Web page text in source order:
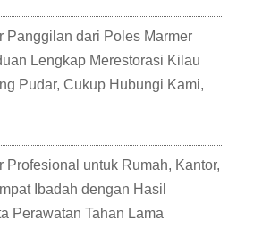
Panggilan dari Poles Marmer
Lengkap Merestorasi Kilau
Pudar, Cukup Hubungi Kami,
Profesional untuk Rumah, Kantor,
Ibadah dengan Hasil
Perawatan Tahan Lama